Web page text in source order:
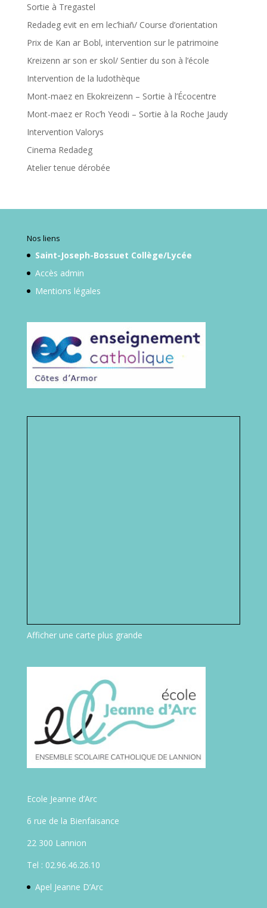
Sortie à Tregastel
Redadeg evit en em lec’hiañ/ Course d’orientation
Prix de Kan ar Bobl, intervention sur le patrimoine
Kreizenn ar son er skol/ Sentier du son à l’école
Intervention de la ludothèque
Mont-maez en Ekokreizenn – Sortie à l’Écocentre
Mont-maez er Roc’h Yeodi – Sortie à la Roche Jaudy
Intervention Valorys
Cinema Redadeg
Atelier tenue dérobée
Nos liens
Saint-Joseph-Bossuet Collège/Lycée
Accès admin
Mentions légales
Afficher une carte plus grande
Ecole Jeanne d’Arc
6 rue de la Bienfaisance
22 300 Lannion
Tel : 02.96.46.26.10
Apel Jeanne D’Arc